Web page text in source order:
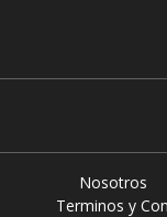
Nosotros
Terminos y